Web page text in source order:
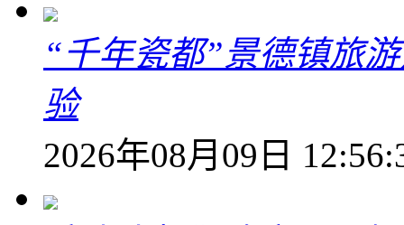
“千年瓷都”景德镇旅
验
2026年08月09日